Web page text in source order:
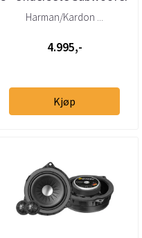
4 Ohm 125W RMS
Harman/Kardon ...
4.995,-
Kjøp